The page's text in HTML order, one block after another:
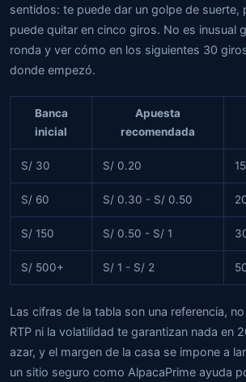
sentidos: te puede dar un golpe de suerte,
puede quitar en cinco giros. No es inusual
ronda y ver cómo en los siguientes 30
donde empezó.
Banca
inicial
Apuesta
recomendada
S/ 30 S/ 0.20
S/ 60 S/ 0.30 - S/ 0.50
S/ 150 S/ 0.50 - S/ 1
S/ 500+ S/ 1 - S/ 2
Las cifras de la tabla son una referencia,
RTP ni la volatilidad te garantizan nada en
azar, y el margen de la casa se impone a
un sitio seguro como AlpacaPrime ayuda